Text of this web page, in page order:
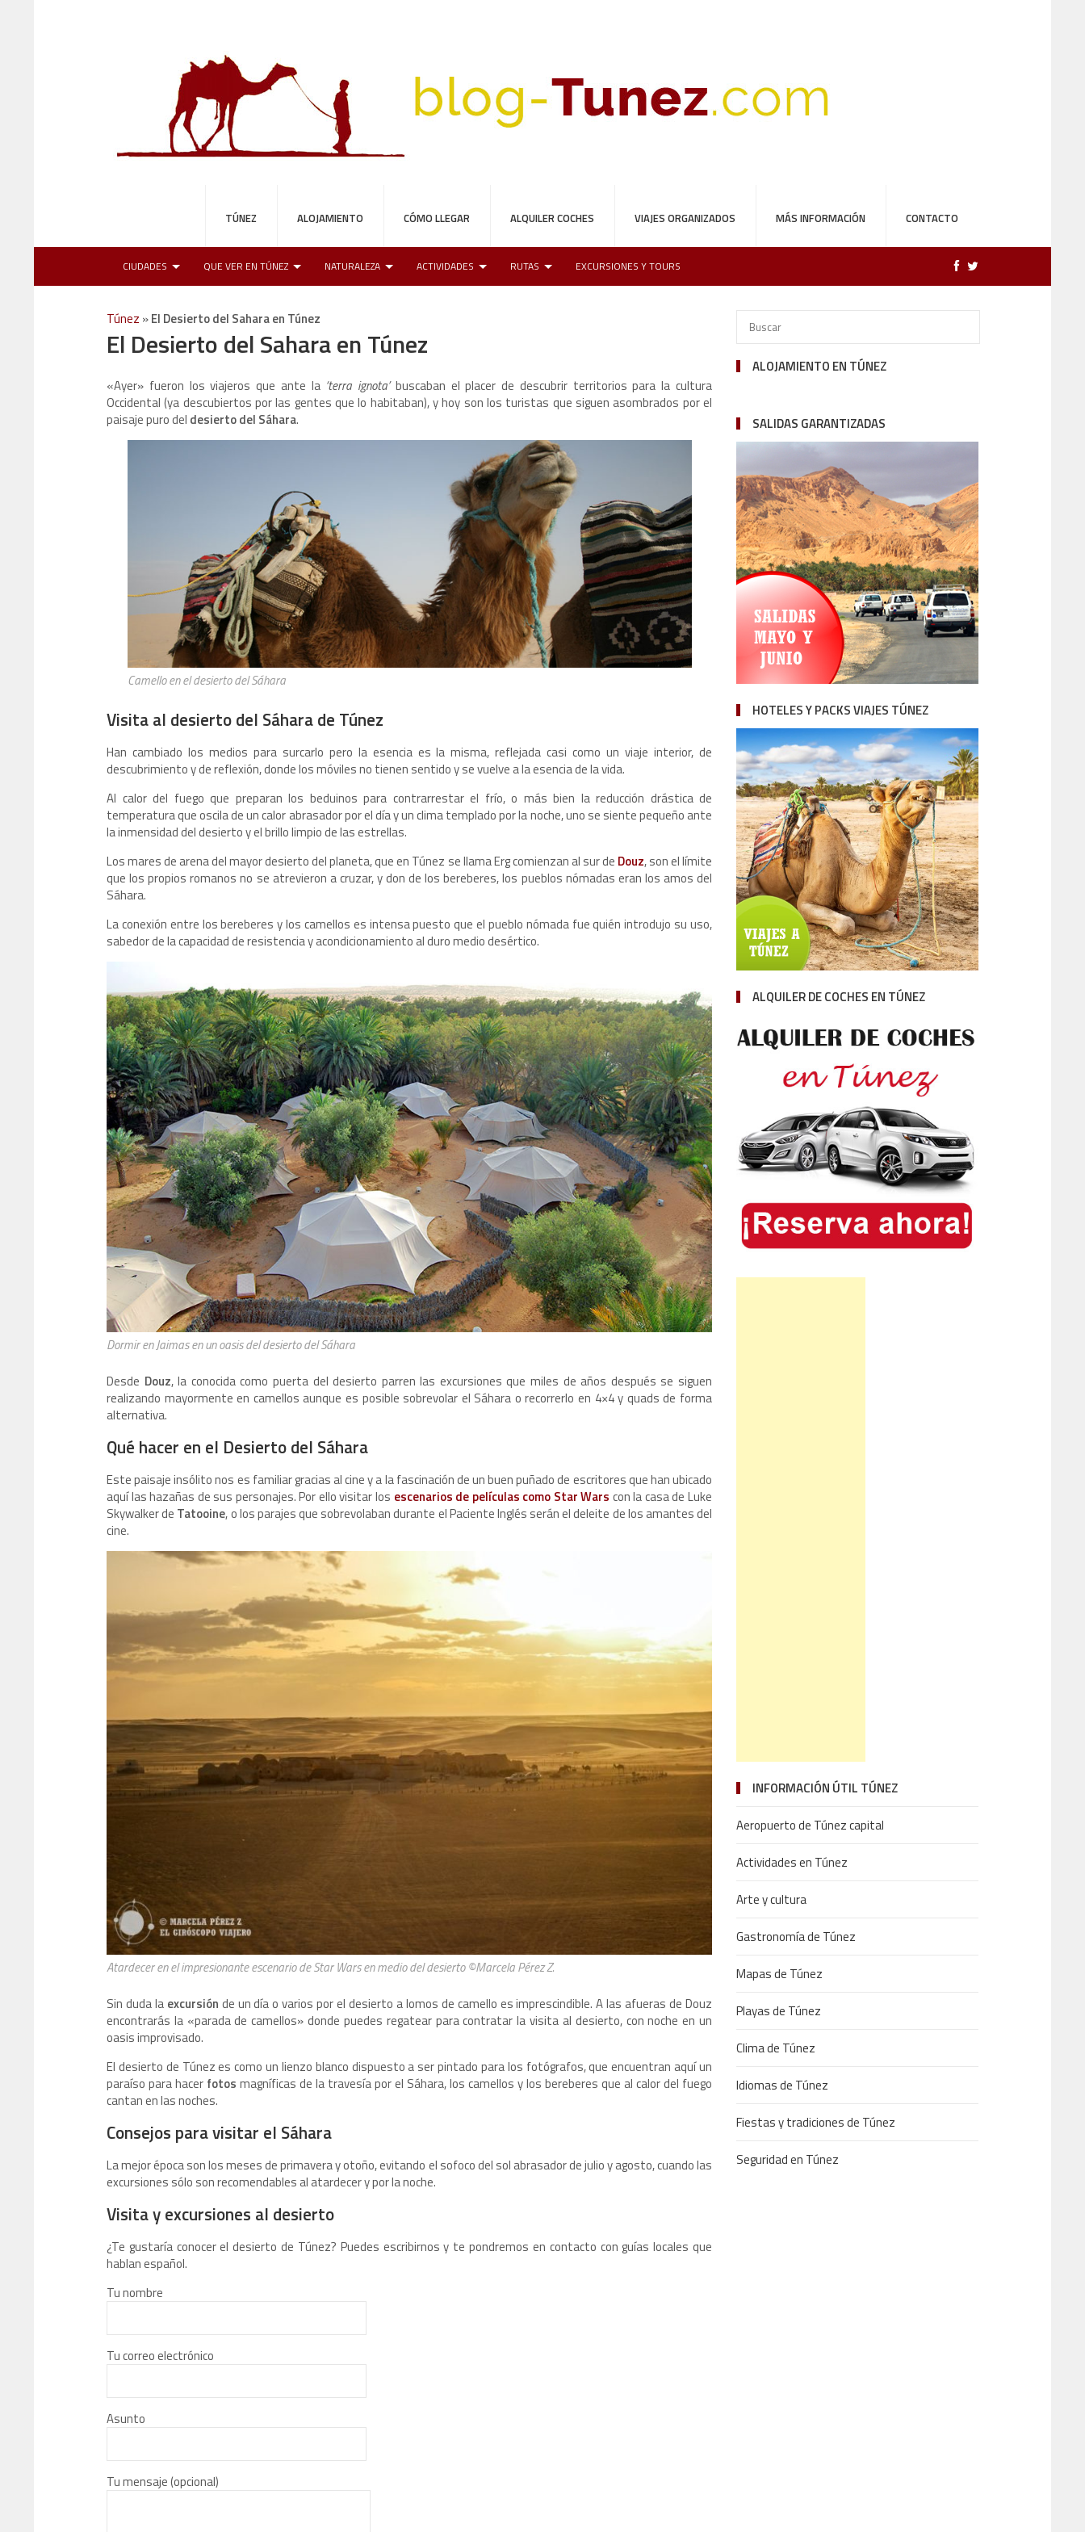
TÚNEZ ALOJAMIENTO CÓMO LLEGAR ALQUILER COCHES VIAJES ORGANIZADOS MÁS INFORMACIÓN CONTACTO
CIUDADES QUE VER EN TÚNEZ NATURALEZA ACTIVIDADES RUTAS EXCURSIONES Y TOURS
Túnez »El Desierto del Sahara en Túnez
El Desierto del Sahara en Túnez
«Ayer» fueron los viajeros que ante la‘terra ignota’buscaban el placer de descubrir territorios para la cultura
Occidental (ya descubiertos por las gentes que lo habitaban), y hoy son los turistas que siguen asombrados por el
paisaje puro del desierto del Sáhara.
Camello en el desierto del Sáhara
Visita al desierto del Sáhara de Túnez
Han cambiado los medios para surcarlo pero la esencia es la misma, reflejada casi como un viaje interior, de
descubrimiento y de reflexión, donde los móviles no tienen sentido y se vuelve a la esencia de la vida.
Al calor del fuego que preparan los beduinos para contrarrestar el frío, o más bien la reducción drástica de
temperatura que oscila de un calor abrasador por el día y un clima templado por la noche, uno se siente pequeño ante
la inmensidad del desierto y el brillo limpio de las estrellas.
Los mares de arena del mayor desierto del planeta, que en Túnez se llama Erg comienzan al sur de Douz, son el límite
que los propios romanos no se atrevieron a cruzar, y don de los bereberes, los pueblos nómadas eran los amos del
Sáhara.
La conexión entre los bereberes y los camellos es intensa puesto que el pueblo nómada fue quién introdujo su uso,
sabedor de la capacidad de resistencia y acondicionamiento al duro medio desértico.
Dormir en Jaimas en un oasis del desierto del Sáhara
Desde Douz, la conocida como puerta del desierto parren las excursiones que miles de años después se siguen
realizando mayormente en camellos aunque es posible sobrevolar el Sáhara o recorrerlo en 4×4 y quads de forma
alternativa.
Qué hacer en el Desierto del Sáhara
Este paisaje insólito nos es familiar gracias al cine y a la fascinación de un buen puñado de escritores que han ubicado
aquí las hazañas de sus personajes. Por ello visitar los escenarios de películas como Star Wars con la casa de Luke
Skywalker de Tatooine, o los parajes que sobrevolaban durante el Paciente Inglés serán el deleite de los amantes del
cine.
Atardecer en el impresionante escenario de Star Wars en medio del desierto ©Marcela Pérez Z.
Sin duda la excursión de un día o varios por el desierto a lomos de camello es imprescindible. A las afueras de Douz
encontrarás la «parada de camellos» donde puedes regatear para contratar la visita al desierto, con noche en un
oasis improvisado.
El desierto de Túnez es como un lienzo blanco dispuesto a ser pintado para los fotógrafos, que encuentran aquí un
paraíso para hacer fotos magníficas de la travesía por el Sáhara, los camellos y los bereberes que al calor del fuego
cantan en las noches.
Consejos para visitar el Sáhara
La mejor época son los meses de primavera y otoño, evitando el sofoco del sol abrasador de julio y agosto, cuando las
excursiones sólo son recomendables al atardecer y por la noche.
Visita y excursiones al desierto
¿Te gustaría conocer el desierto de Túnez? Puedes escribirnos y te pondremos en contacto con guías locales que
hablan español.
Tu nombre
Tu correo electrónico
Asunto
Tu mensaje (opcional)
ALOJAMIENTO EN TÚNEZ
SALIDAS GARANTIZADAS
HOTELES Y PACKS VIAJES TÚNEZ
ALQUILER DE COCHES EN TÚNEZ
INFORMACIÓN ÚTIL TÚNEZ
Aeropuerto de Túnez capital
Actividades en Túnez
Arte y cultura
Gastronomía de Túnez
Mapas de Túnez
Playas de Túnez
Clima de Túnez
Idiomas de Túnez
Fiestas y tradiciones de Túnez
Seguridad en Túnez